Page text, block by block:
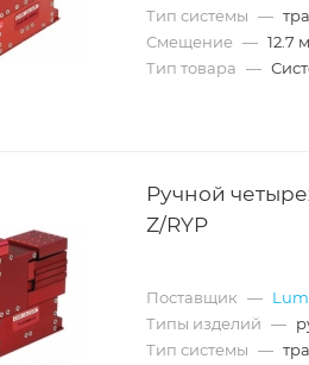
Тип системы —
Смещение — 12.7
Тип товара —
Ручной
Z/RYP
Поставщик —
Типы изделий —
Тип системы —